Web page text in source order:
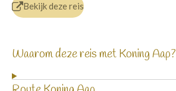
Bekijk deze reis
Waarom deze reis met Koning Aap?